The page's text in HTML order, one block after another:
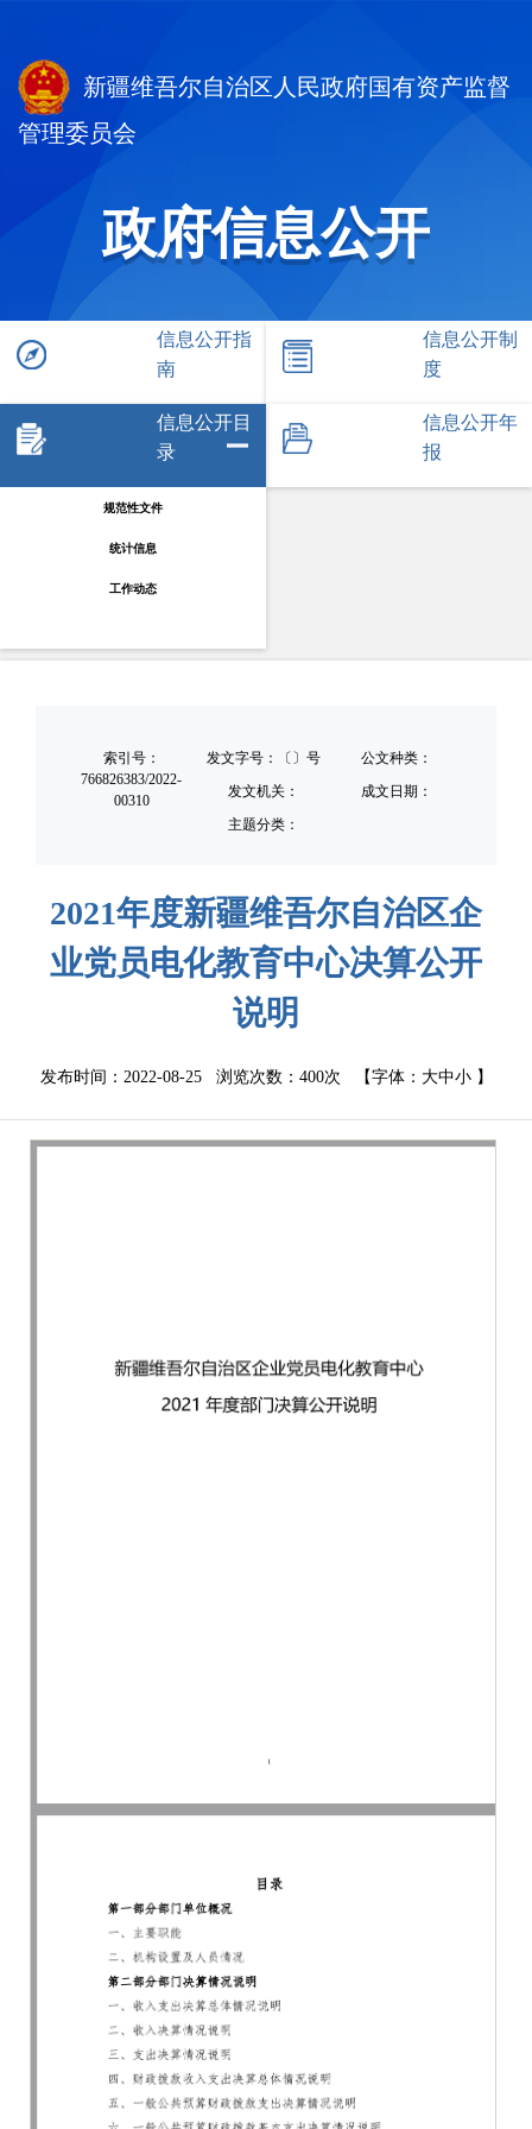
新疆维吾尔自治区人民政府国有资产监督
管理委员会
政府信息公开
信息公开指
南
信息公开制
度
信息公开目
录
规范性文件
统计信息
工作动态
信息公开年
报
索引号：
766826383/2022-
00310
发文字号：〔〕号
公文种类：
发文机关：
成文日期：
主题分类：
2021年度新疆维吾尔自治区企
业党员电化教育中心决算公开
说明
发布时间：2022-08-25 浏览次数： 400次 【字体： 大中小】